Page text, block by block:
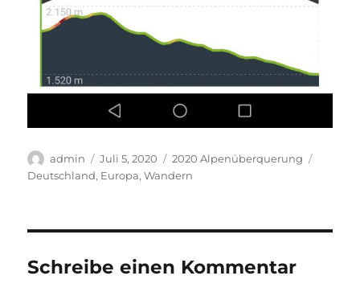
Autor
admin
Veröffentlicht
am
Juli 5, 2020 Kategorien
2020 Alpenüberquerung
Deutschland, Europa,Wandern
Schreibe einen Kommentar